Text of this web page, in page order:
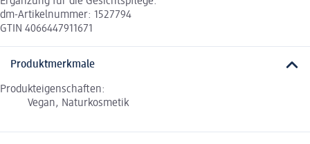
dm-Artikelnummer: 1527794
GTIN 4066447911671
Produktmerkmale
Produkteigenschaften:
Vegan, Naturkosmetik